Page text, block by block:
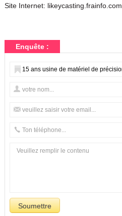
Site Internet: likeycasting.frainfo.com
Enquête :